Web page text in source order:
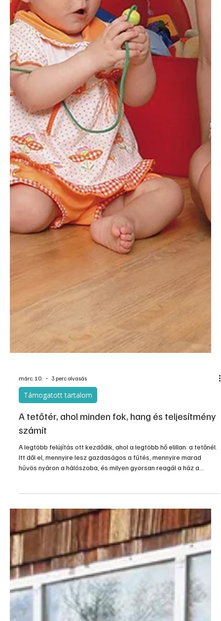
máj. 20. 4 perc olvasás
Támogatott tartalom
A szomszéd háza mindig „zöldebb”…
Mitől lesz egy otthon valóban fenntartható – és mi köze van mind
ehhez a szigetelésnek? Sokunkban van egy ismerős érzés: télen a
szomszéd házában mintha mindig kellemesebb lenne a
hőmérséklet: nyáron kevésbé forrósodik fel az épület, és közben
arról mesél, hogy a rezsiszámlája is alacsonyabb lett. „Biztos
napeleme van” – gondoljuk. Vagy „megint valami új trendbe vágott
bele”. Pedig gyakran egészen egyszerű a magyarázat. A
szomszéd háza nem csak látszólag zöldebb, hanem tényle